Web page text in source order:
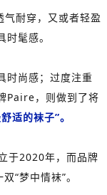
气耐穿，又或者轻盈
髦感。
时尚感；过度注重
Paire，则做到了将
适的袜子”。
于2020年，而品牌
“梦中情袜”。